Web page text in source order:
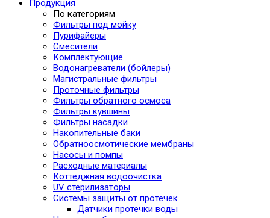
Продукция
По категориям
Фильтры под мойку
Пурифайеры
Смесители
Комплектующие
Водонагреватели (бойлеры)
Магистральные фильтры
Проточные фильтры
Фильтры обратного осмоса
Фильтры кувшины
Фильтры насадки
Накопительные баки
Обратноосмотические мембраны
Насосы и помпы
Расходные материалы
Коттеджная водоочистка
UV стерилизаторы
Системы защиты от протечек
Датчики протечки воды